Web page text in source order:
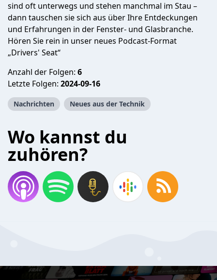
sind oft unterwegs und stehen manchmal im Stau –
dann tauschen sie sich aus über Ihre Entdeckungen
und Erfahrungen in der Fenster- und Glasbranche.
Hören Sie rein in unser neues Podcast-Format
„Drivers' Seat“
Anzahl der Folgen: 6
Letzte Folgen: 2024-09-16
Nachrichten Neues aus der Technik
Wo kannst du
zuhören?